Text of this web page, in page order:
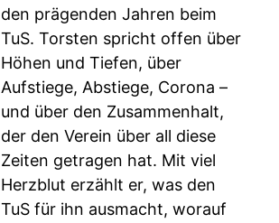
den prägenden Jahren beim
TuS. Torsten spricht offen über
Höhen und Tiefen, über
Aufstiege, Abstiege, Corona –
und über den Zusammenhalt,
der den Verein über all diese
Zeiten getragen hat. Mit viel
Herzblut erzählt er, was den
TuS für ihn ausmacht, worauf